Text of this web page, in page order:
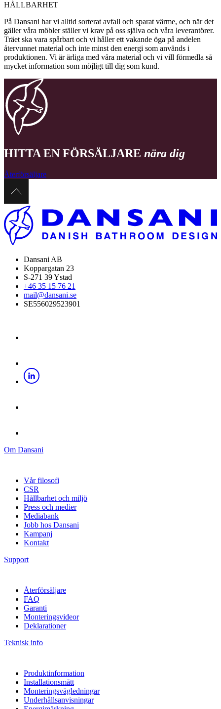
HÅLLBARHET
På Dansani har vi alltid sorterat avfall och sparat värme, och när det
gäller våra möbler ställer vi krav på oss själva och våra leverantörer.
Träet ska vara spårbart och vi håller ett vakande öga på andelen
återvunnet material och inte minst den energi som används i
produktionen. Vi är ärliga med våra material och vi vill förmedla så
mycket information som möjligt till dig som kund.
HITTA EN FÖRSÄLJARE nära dig
Återförsäljare
Dansani AB
Koppargatan 23
S-271 39 Ystad
+46 35 15 76 21
mail@dansani.se
SE556029523901
Om Dansani
Vår filosofi
CSR
Hållbarhet och miljö
Press och medier
Mediabank
Jobb hos Dansani
Kampanj
Kontakt
Support
Återförsäljare
FAQ
Garanti
Monteringsvideor
Deklarationer
Teknisk info
Produktinformation
Installationsmått
Monteringsvägledningar
Underhållsanvisningar